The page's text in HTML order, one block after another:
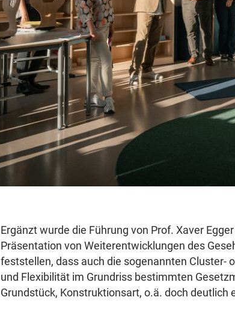
Ergänzt wurde die Führung von Prof. Xaver
Präsentation von Weiterentwicklungen des
feststellen, dass auch die sogenannten Cluster-
und Flexibilität im Grundriss bestimmten
Grundstück, Konstruktionsart, o.ä. doch deutlich